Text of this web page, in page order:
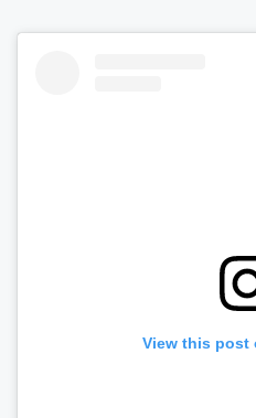
View this post